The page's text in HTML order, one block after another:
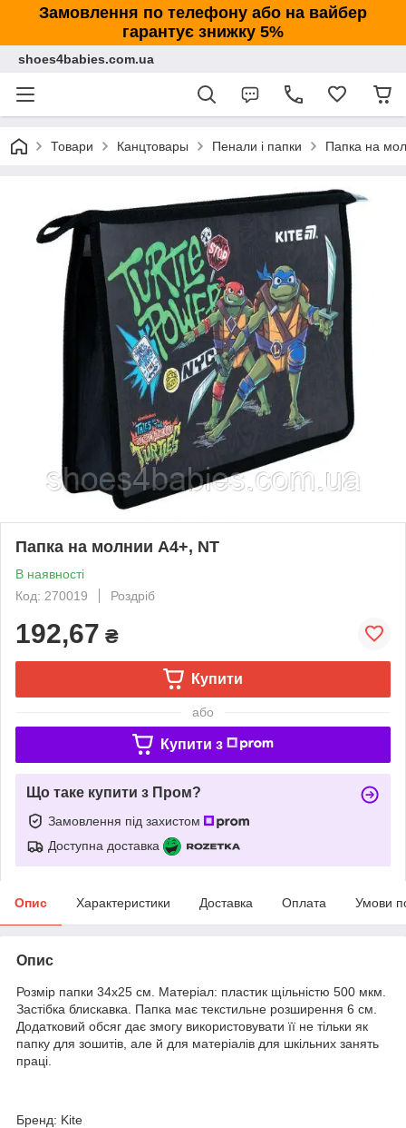
Замовлення по телефону або на вайбер
гарантує знижку 5%
shoes4babies.com.ua
Товари Канцтовары Пенали і папки Папка на
Папка на молнии A4+, NT
В наявності
Код: 270019
Роздріб
192,67 ₴
Купити
або
Купити з
Що таке купити з Пром?
Замовлення під захистом
Доступна доставка
Опис Характеристики Доставка Оплата Умови
Опис
Розмір папки 34х25 см. Матеріал: пластик щільністю 500 мкм.
Застібка блискавка. Папка має текстильне розширення 6 см.
Додатковий обсяг дає змогу використовувати її не тільки як
папку для зошитів, але й для матеріалів для шкільних занять
праці.
Бренд: Kite